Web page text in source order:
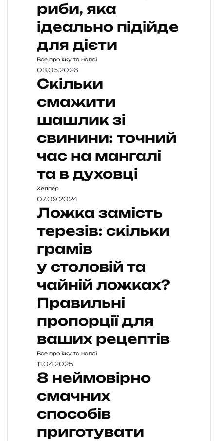
риби, яка
ідеально підійде
для дієти
Все про їжу та напої
03.05.2026
Скільки
смажити
шашлик зі
свинини: точний
час на мангалі
та в духовці
Хелпер
07.09.2024
Ложка замість
терезів: скільки
грамів
у столовій та
чайній ложках?
Правильні
пропорції для
ваших рецептів
Все про їжу та напої
11.04.2025
8 неймовірно
смачних
способів
приготувати